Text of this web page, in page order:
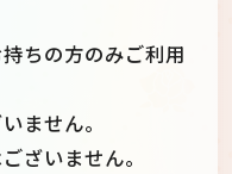
ちの方のみご利用
ません。
ざいません。